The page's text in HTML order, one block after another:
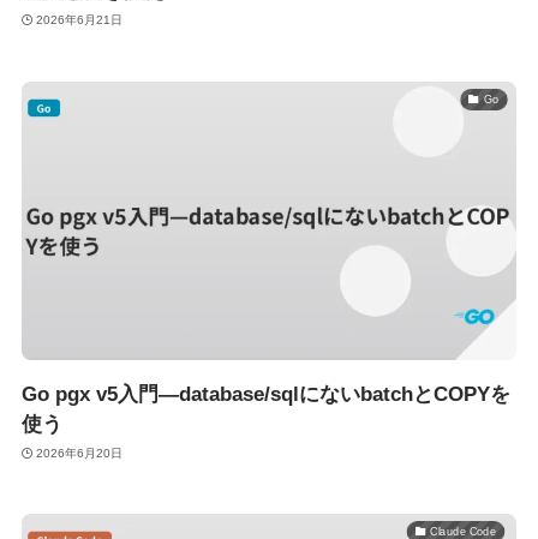
2026年6月21日
Go
Go pgx v5入門—database/sqlにないbatchとCOPYを
使う
2026年6月20日
Claude Code